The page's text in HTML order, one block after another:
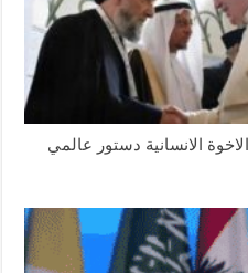
الانسانية دستور عالمي